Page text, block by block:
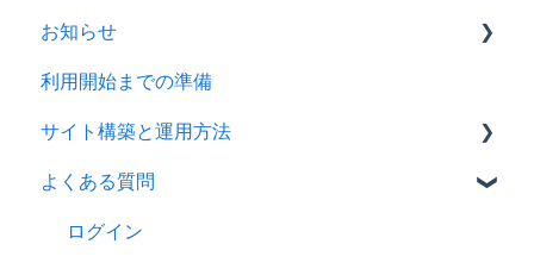
お知らせ
2026年
2025年
2024年
利用開始までの準備
サイト構築と運用方法
会社情報を登録する
製品ページ登録の準備をする
よくある質問
ログイン